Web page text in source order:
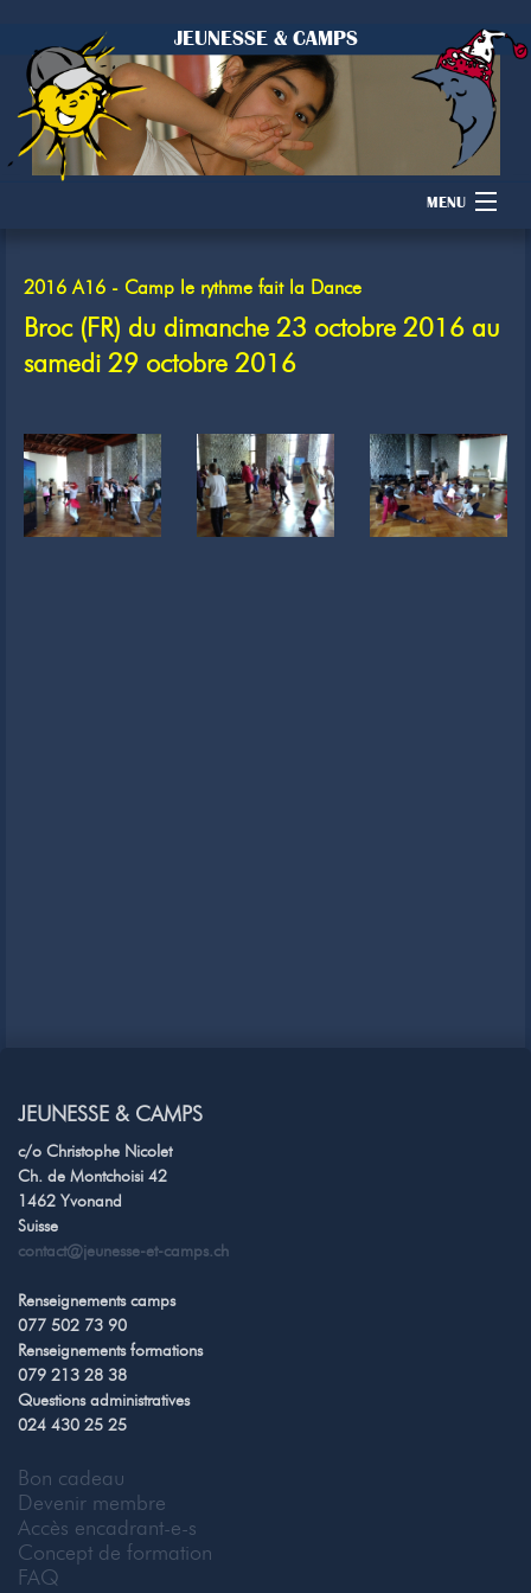
JEUNESSE & CAMPS
MENU
Camps
Dons
Membres
Inscription
2016 A16 - Camp le rythme fait la Dance
Broc (FR) du dimanche 23 octobre 2016 au
samedi 29 octobre 2016
JEUNESSE & CAMPS
c/o Christophe Nicolet
Ch. de Montchoisi 42
1462 Yvonand
Suisse
contact@jeunesse-et-camps.ch
Renseignements camps
077 502 73 90
Renseignements formations
079 213 28 38
Questions administratives
024 430 25 25
Bon cadeau
Devenir membre
Accès encadrant-e-s
Concept de formation
FAQ